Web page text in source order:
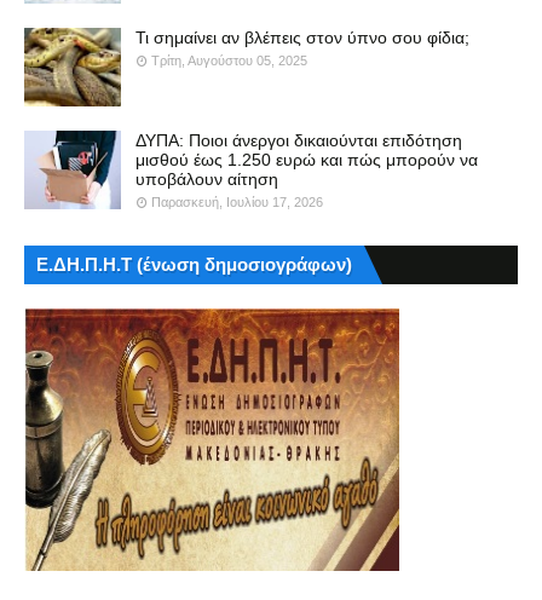
Τι σημαίνει αν βλέπεις στον ύπνο σου φίδια;
Τρίτη, Αυγούστου 05, 2025
ΔΥΠΑ: Ποιοι άνεργοι δικαιούνται επιδότηση
μισθού έως 1.250 ευρώ και πώς μπορούν να
υποβάλουν αίτηση
Παρασκευή, Ιουλίου 17, 2026
Ε.ΔΗ.Π.Η.Τ (ένωση δημοσιογράφων)